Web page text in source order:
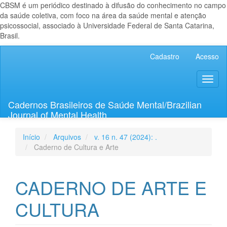
CBSM é um periódico destinado à difusão do conhecimento no campo
da saúde coletiva, com foco na área da saúde mental e atenção
psicossocial, associado à Universidade Federal de Santa Catarina,
Brasil.
Lateral
Cadastro Acesso
Cadernos Brasileiros de Saúde Mental/Brazilian
Journal of Mental Health
Início Arquivos
v. 16 n. 47 (2024): .
Caderno de Cultura e Arte
CADERNO DE ARTE E
CULTURA